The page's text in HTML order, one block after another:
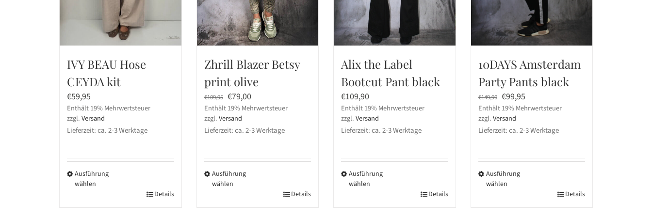
IVY BEAU Hose
CEYDA kit
€59,95
Enthält 19% Mehrwertsteuer
zzgl.Versand
Lieferzeit: ca. 2-3 Werktage
Ausführung
wählen
Details
Zhrill Blazer Betsy
print olive
€109,95 Ursprünglicher
Preis
war:
€109,95
€79,00Aktueller
Preis
€79,00.
Enthält 19% Mehrwertsteuer
zzgl.Versand
Lieferzeit: ca. 2-3 Werktage
Ausführung
wählen
Details
Alix the Label
Bootcut Pant black
€109,90
Enthält 19% Mehrwertsteuer
zzgl.Versand
Lieferzeit: ca. 2-3 Werktage
Ausführung
wählen
Details
10DAYS Amsterdam
Party Pants black
€149,90 Ursprünglicher
Preis
war:
€149,90
€99,95Aktueller
Preis
€99,95.
Enthält 19% Mehrwertsteuer
zzgl.Versand
Lieferzeit: ca. 2-3 Werktage
Ausführung
wählen
Details